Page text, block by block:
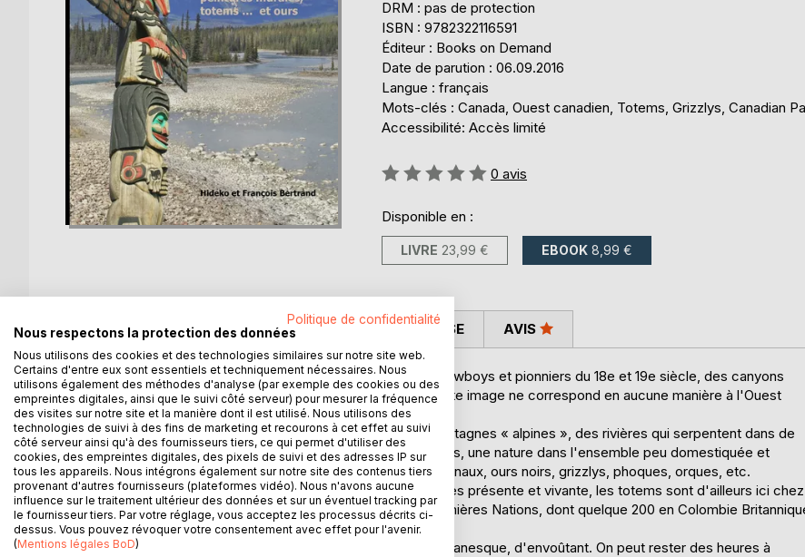
DRM : pas de protection
ISBN : 9782322116591
Éditeur : Books on Demand
Date de parution : 06.09.2016
Langue : français
Mots-clés : Canada, Ouest canadien, Totems, Grizzlys, Canadian
Accessibilité: Accès limité
Évaluation:
0 avis
Disponible en :
LIVRE 23,99 € EBOOK 8,99 €
DESCRIPTION
L'Ouest américain évoque immédiatement le pays des cowboys et pionniers du 18e et 19e siècle, des canyons
désertiques et des villages indiens abandonnés. Mais cette image ne correspond en aucune manière à l'Ouest
canadien, très différent.
L'Ouest, au Canada, ce sont d'immenses forêts, des montagnes « alpines », des rivières qui serpentent dans de
vastes plaines et des côtes découpées en multiples fjords, une nature dans l'ensemble peu domestiquée et
surtout, une faune sauvage remarquable, entre autres orignaux, ours noirs, grizzlys, phoques, orques, etc.
La culture amérindienne des « Premières Nations » est très présente et vivante, les totems sont d'ailleurs ici chez
eux. Le Canada compte environ 600 collectivités de Premières Nations, dont quelque 200 en Colombie
qui jouissent d'une certaine autonomie.
Les paysages de toute beauté ont quelque chose de romanesque, d'envoûtant. On peut rester des heures à
AUTEUR(S) CRITIQUES PRESSE AVIS
Politique de confidentialité
Nous respectons la protection des données
Nous utilisons des cookies et des technologies similaires sur notre site web.
Certains d'entre eux sont essentiels et techniquement nécessaires. Nous
utilisons également des méthodes d'analyse (par exemple des cookies ou des
empreintes digitales, ainsi que le suivi côté serveur) pour mesurer la fréquence
des visites sur notre site et la manière dont il est utilisé. Nous utilisons des
technologies de suivi à des fins de marketing et recourons à cet effet au suivi
côté serveur ainsi qu'à des fournisseurs tiers, ce qui permet d'utiliser des
cookies, des empreintes digitales, des pixels de suivi et des adresses IP sur
tous les appareils. Nous intégrons également sur notre site des contenus tiers
provenant d'autres fournisseurs (plateformes vidéo). Nous n'avons aucune
influence sur le traitement ultérieur des données et sur un éventuel tracking par
le fournisseur tiers. Par votre réglage, vous acceptez les processus décrits ci-
dessus. Vous pouvez révoquer votre consentement avec effet pour l'avenir.
(Mentions légales BoD)